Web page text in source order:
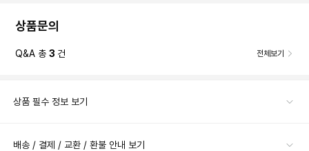
상품문의
Q&A 총 3 건 전체보기
상품 필수 정보 보기
배송 / 결제 / 교환 / 환불 안내 보기